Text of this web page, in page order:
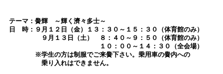
テーマ：黌輝 ～輝く濟々多士～
日 時：９月１２日（金）１３：３０～１５：３０（体育館のみ）
９月１３日（土） ８：４０～９：５０（体育館のみ）
１０：００～１４：３０（全会場）
※学生の方は制服でご来黌下さい。乗用車の黌内への
乗り入れはできません。